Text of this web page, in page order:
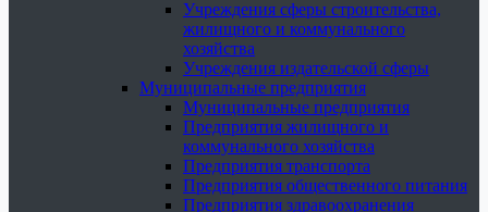
Учреждения сферы строительства,
жилищного и коммунального
хозяйства
Учреждения издательской сферы
Муниципальные предприятия
Муниципальные предприятия
Предприятия жилищного и
коммунального хозяйства
Предприятия транспорта
Предприятия общественного питания
Предприятия здравоохранения